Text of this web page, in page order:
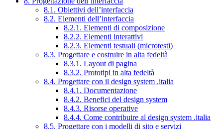
8.1. Obiettivi dell’interfaccia
8.2. Elementi dell’interfaccia
8.2.1. Elementi di composizione
8.2.2. Elementi interattivi
8.2.3. Elementi testuali (microtesti)
8.3. Progettare e costruire in alta fedeltà
8.3.1. Layout di pagina
8.3.2. Prototipi in alta fedeltà
8.4. Progettare con il design system .italia
8.4.1. Documentazione
8.4.2. Benefici del design system
8.4.3. Risorse operative
8.4.4. Come contribuire al design system .italia
8.5. Progettare con i modelli di sito e servizi